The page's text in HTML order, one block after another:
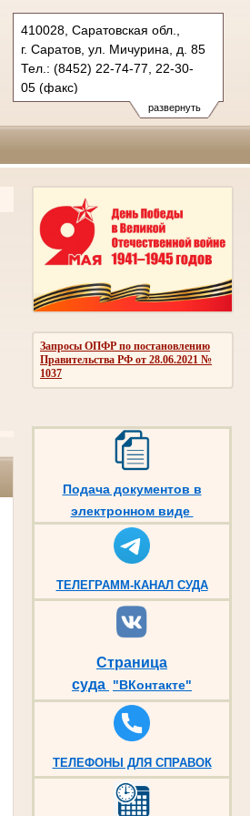
развернуть
410028, Саратовская обл.,
г. Саратов, ул. Мичурина, д. 85
Тел.: (8452) 22-74-77, 22-30-
05 (факс)
oblsud.sar@sudrf.ru
Запросы ОПФР по постановлению
Правительства РФ от 28.06.2021 №
1037
Подача документов в
электронном виде
ТЕЛЕГРАММ-КАНАЛ СУДА
Страница
суда "ВКонтакте"
ТЕЛЕФОНЫ ДЛЯ СПРАВОК